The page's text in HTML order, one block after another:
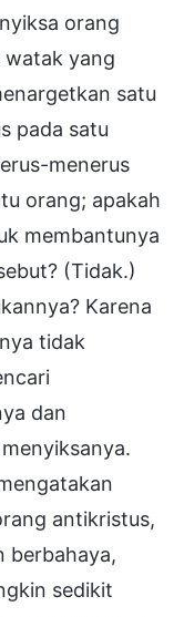
orang
watak yang
satu
pada satu
menerus
orang; apakah
membantunya
(Tidak.)
Karena
tidak
dan
antikristus,
berbahaya,
sedikit